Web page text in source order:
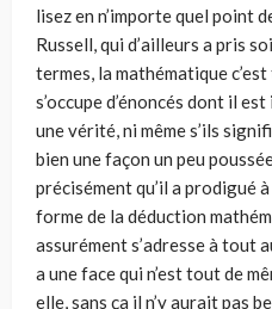
lisez en n’importe quel point
Russell, qui d’ailleurs a pris
termes, la mathématique
s’occupe d’énoncés dont il
une vérité, ni même s’ils
bien une façon un peu
précisément qu’il a prodigué
forme de la déduction
assurément s’adresse à tout
a une face qui n’est tout de
elle, sans ça il n’y aurait pas